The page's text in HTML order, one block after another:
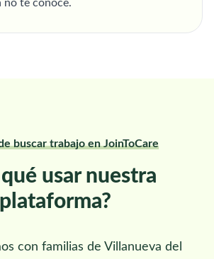
no te conoce.
buscar trabajo en JoinToCare
usar nuestra
plataforma?
con familias de Villanueva del